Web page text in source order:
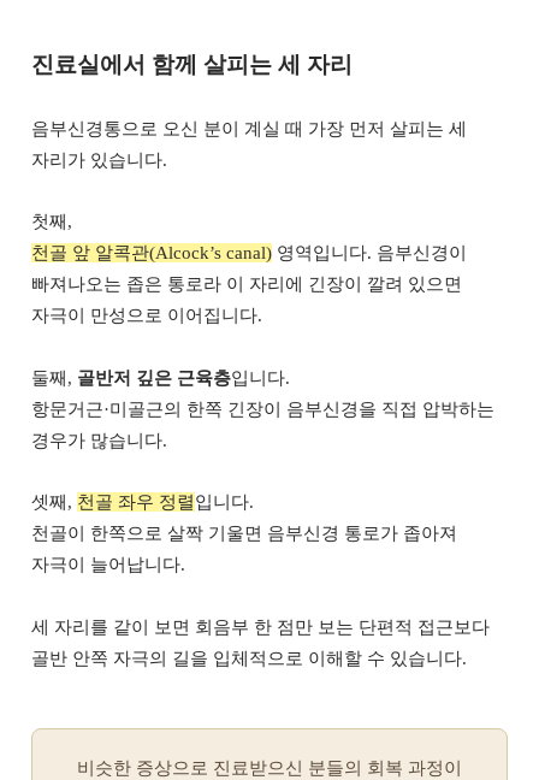
진료실에서 함께 살피는 세 자리
음부신경통으로 오신 분이 계실 때 가장 먼저 살피는 세
자리가 있습니다.
첫째,
천골 앞 알콕관(Alcock’s canal) 영역입니다. 음부신경이
빠져나오는 좁은 통로라 이 자리에 긴장이 깔려 있으면
자극이 만성으로 이어집니다.
둘째, 골반저 깊은 근육층입니다.
항문거근·미골근의 한쪽 긴장이 음부신경을 직접 압박하는
경우가 많습니다.
셋째, 천골 좌우 정렬입니다.
천골이 한쪽으로 살짝 기울면 음부신경 통로가 좁아져
자극이 늘어납니다.
세 자리를 같이 보면 회음부 한 점만 보는 단편적 접근보다
골반 안쪽 자극의 길을 입체적으로 이해할 수 있습니다.
비슷한 증상으로 진료받으신 분들의 회복 과정이